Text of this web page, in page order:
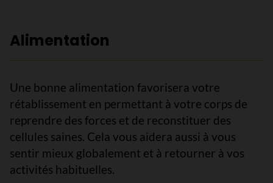
Alimentation
Une bonne alimentation favorisera votre
rétablissement en permettant à votre corps de
reprendre des forces et de reconstituer des
cellules saines. Cela vous aidera aussi à vous
sentir mieux globalement et à retourner à vos
activités habituelles.